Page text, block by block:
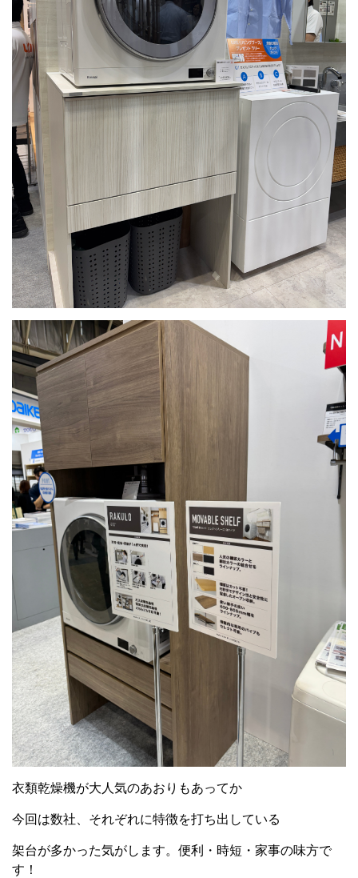
衣類乾燥機が大人気のあおりもあってか
今回は数社、それぞれに特徴を打ち出している
架台が多かった気がします。便利・時短・家事の味方で
す！